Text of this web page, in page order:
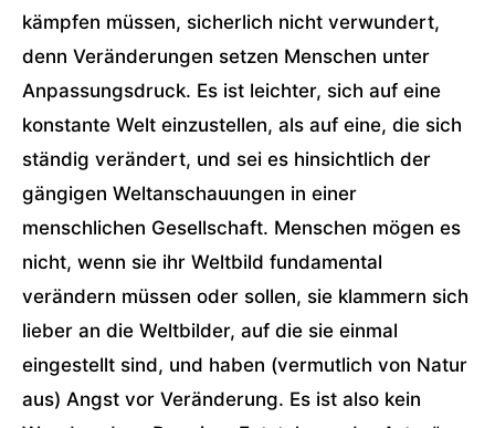
kämpfen müssen, sicherlich nicht verwundert,
denn Veränderungen setzen Menschen unter
Anpassungsdruck. Es ist leichter, sich auf eine
konstante Welt einzustellen, als auf eine, die sich
ständig verändert, und sei es hinsichtlich der
gängigen Weltanschauungen in einer
menschlichen Gesellschaft. Menschen mögen es
nicht, wenn sie ihr Weltbild fundamental
verändern müssen oder sollen, sie klammern sich
lieber an die Weltbilder, auf die sie einmal
eingestellt sind, und haben (vermutlich von Natur
aus) Angst vor Veränderung. Es ist also kein